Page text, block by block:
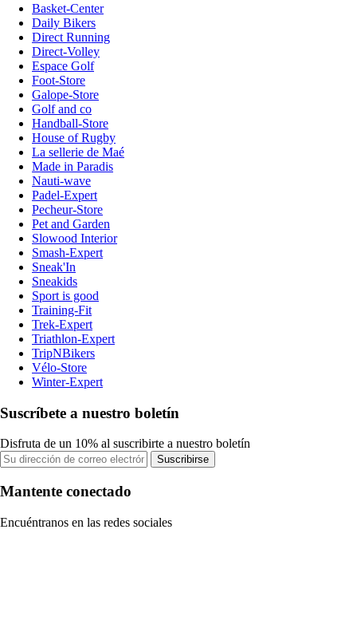
Basket-Center
Daily Bikers
Direct Running
Direct-Volley
Espace Golf
Foot-Store
Galope-Store
Golf and co
Handball-Store
House of Rugby
La sellerie de Maé
Made in Paradis
Nauti-wave
Padel-Expert
Pecheur-Store
Pet and Garden
Slowood Interior
Smash-Expert
Sneak'In
Sneakids
Sport is good
Training-Fit
Trek-Expert
Triathlon-Expert
TripNBikers
Vélo-Store
Winter-Expert
Suscríbete a nuestro boletín
Disfruta de un 10% al suscribirte a nuestro boletín
Suscribirse
Mantente conectado
Encuéntranos en las redes sociales